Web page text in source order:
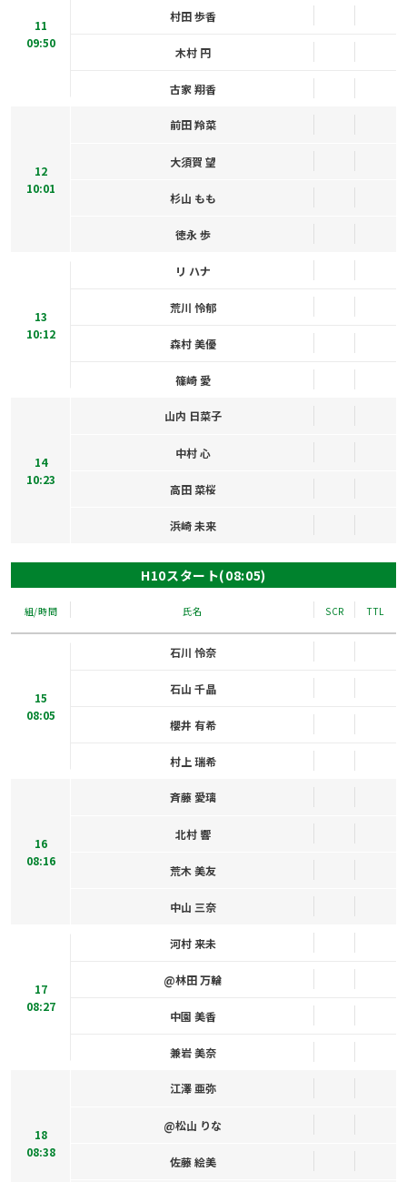
11
09:50
村田 歩香
木村 円
古家 翔香
12
10:01
前田 羚菜
大須賀 望
杉山 もも
徳永 歩
13
10:12
リ ハナ
荒川 怜郁
森村 美優
篠崎 愛
14
10:23
山内 日菜子
中村 心
高田 菜桜
浜崎 未来
H10スタート(08:05)
組/時間 氏名 SCR TTL
15
08:05
石川 怜奈
石山 千晶
櫻井 有希
村上 瑞希
16
08:16
斉藤 愛璃
北村 響
荒木 美友
中山 三奈
17
08:27
河村 来未
@林田 万輪
中園 美香
兼岩 美奈
18
08:38
江澤 亜弥
@松山 りな
佐藤 絵美